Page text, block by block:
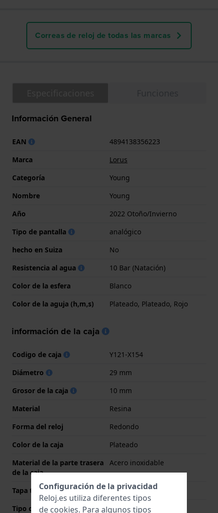
Correas de reloj de todas las marcas
Información General
EAN
4894138356223
Marca
Lorus
Categoría
Young
Nombre
Young
Año
2022 Otoño/Invierno
Tipo de pantalla
analógico
hecho en Suiza
No
Resistencia al agua
10 Bar (Natación)
Color de la esfera
Blanco
Color de la aguja (h,m,s)
Plateado, Plateado, Rojo
información de la caja
Codigo de caja
Y121-X154
Diámetro
29 mm
Grosor de la caja
10 mm
Material
Resina
Forma del reloj
Redondo
Color de la caja
Plateado
Material de la parte trasera
de la caja
Acero inoxidable
Tapa trasera
Cerrado con tornillos
Tipo de cristal
Acrílico
Configuración de la privacidad
Reloj.es utiliza diferentes tipos
de cookies. Para algunos tipos